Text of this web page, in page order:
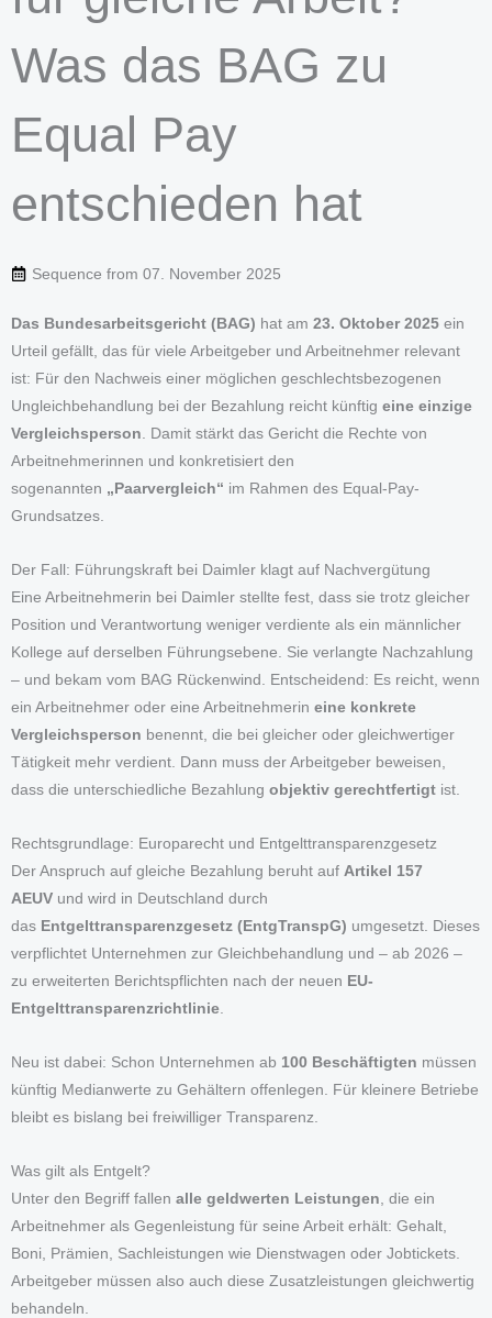
Was das BAG zu
Equal Pay
entschieden hat
Sequence from 07. November 2025
Das Bundesarbeitsgericht (BAG) hat am 23. Oktober 2025 ein
Urteil gefällt, das für viele Arbeitgeber und Arbeitnehmer relevant
ist: Für den Nachweis einer möglichen geschlechtsbezogenen
Ungleichbehandlung bei der Bezahlung reicht künftig eine einzige
Vergleichsperson . Damit stärkt das Gericht die Rechte von
Arbeitnehmerinnen und konkretisiert den
sogenannten „Paarvergleich“ im Rahmen des Equal-Pay-
Grundsatzes.
Der Fall: Führungskraft bei Daimler klagt auf Nachvergütung
Eine Arbeitnehmerin bei Daimler stellte fest, dass sie trotz gleicher
Position und Verantwortung weniger verdiente als ein männlicher
Kollege auf derselben Führungsebene. Sie verlangte Nachzahlung
– und bekam vom BAG Rückenwind. Entscheidend: Es reicht, wenn
ein Arbeitnehmer oder eine Arbeitnehmerin eine konkrete
Vergleichsperson benennt, die bei gleicher oder gleichwertiger
Tätigkeit mehr verdient. Dann muss der Arbeitgeber beweisen,
dass die unterschiedliche Bezahlung objektiv gerechtfertigt ist.
Rechtsgrundlage: Europarecht und Entgelttransparenzgesetz
Der Anspruch auf gleiche Bezahlung beruht auf Artikel 157
AEUV und wird in Deutschland durch
das Entgelttransparenzgesetz (EntgTranspG) umgesetzt. Dieses
verpflichtet Unternehmen zur Gleichbehandlung und – ab 2026 –
zu erweiterten Berichtspflichten nach der neuen EU-
Entgelttransparenzrichtlinie
Neu ist dabei: Schon Unternehmen ab 100 Beschäftigten müssen
künftig Medianwerte zu Gehältern offenlegen. Für kleinere Betriebe
bleibt es bislang bei freiwilliger Transparenz.
Was gilt als Entgelt?
Unter den Begriff fallen alle geldwerten Leistungen , die ein
Arbeitnehmer als Gegenleistung für seine Arbeit erhält: Gehalt,
Boni, Prämien, Sachleistungen wie Dienstwagen oder Jobtickets.
Arbeitgeber müssen also auch diese Zusatzleistungen gleichwertig
behandeln.